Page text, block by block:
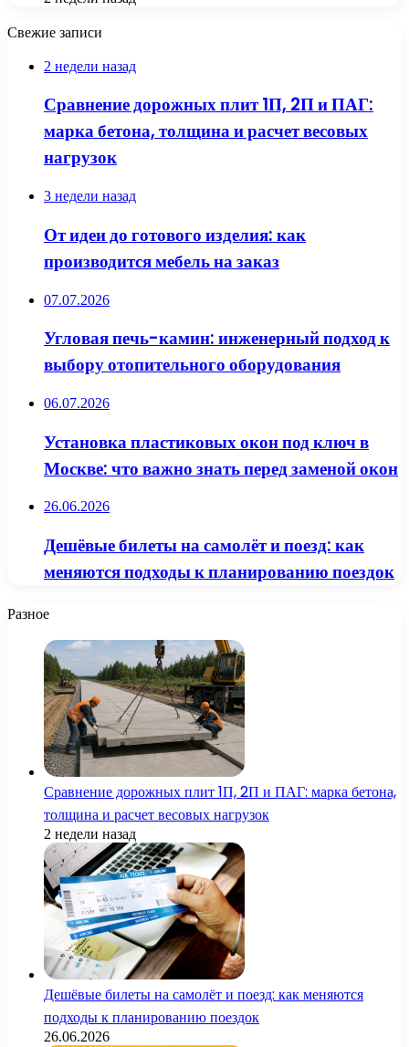
Свежие записи
2 недели назад
Сравнение дорожных плит 1П, 2П и ПАГ:
марка бетона, толщина и расчет весовых
нагрузок
3 недели назад
От идеи до готового изделия: как
производится мебель на заказ
07.07.2026
Угловая печь-камин: инженерный подход к
выбору отопительного оборудования
06.07.2026
Установка пластиковых окон под ключ в
Москве: что важно знать перед заменой окон
26.06.2026
Дешёвые билеты на самолёт и поезд: как
меняются подходы к планированию поездок
Разное
Сравнение дорожных плит 1П, 2П и ПАГ: марка бетона,
толщина и расчет весовых нагрузок
2 недели назад
Дешёвые билеты на самолёт и поезд: как меняются
подходы к планированию поездок
26.06.2026